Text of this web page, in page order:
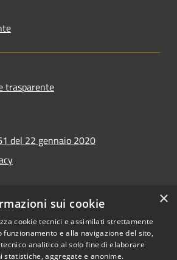
trasparente
del 22 gennaio 2020
×
sui cookie
cookie tecnici e assimilati strettamente
funzionamento e alla navigazione del sito,
analitico al solo fine di elaborare
statistiche, aggregate e anonime.